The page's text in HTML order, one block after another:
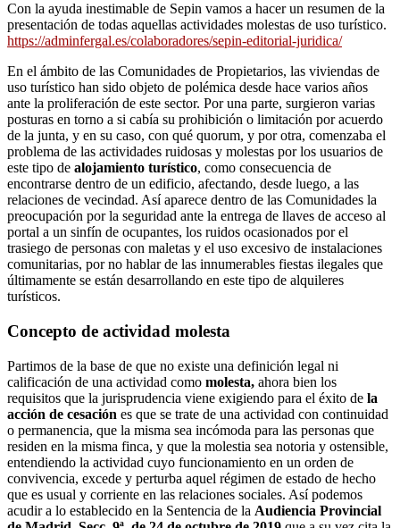
Con la ayuda inestimable de Sepin vamos a hacer un resumen de la
presentación de todas aquellas actividades molestas de uso turístico.
https://adminfergal.es/colaboradores/sepin-editorial-juridica/
En el ámbito de las Comunidades de Propietarios, las viviendas de
uso turístico han sido objeto de polémica desde hace varios años
ante la proliferación de este sector. Por una parte, surgieron varias
posturas en torno a si cabía su prohibición o limitación por acuerdo
de la junta, y en su caso, con qué quorum, y por otra, comenzaba el
problema de las actividades ruidosas y molestas por los usuarios de
este tipo de alojamiento turístico, como consecuencia de
encontrarse dentro de un edificio, afectando, desde luego, a las
relaciones de vecindad. Así aparece dentro de las Comunidades la
preocupación por la seguridad ante la entrega de llaves de acceso al
portal a un sinfín de ocupantes, los ruidos ocasionados por el
trasiego de personas con maletas y el uso excesivo de instalaciones
comunitarias, por no hablar de las innumerables fiestas ilegales que
últimamente se están desarrollando en este tipo de alquileres
turísticos.
Concepto de actividad molesta
Partimos de la base de que no existe una definición legal ni
calificación de una actividad como molesta, ahora bien los
requisitos que la jurisprudencia viene exigiendo para el éxito de la
acción de cesación es que se trate de una actividad con continuidad
o permanencia, que la misma sea incómoda para las personas que
residen en la misma finca, y que la molestia sea notoria y ostensible,
entendiendo la actividad cuyo funcionamiento en un orden de
convivencia, excede y perturba aquel régimen de estado de hecho
que es usual y corriente en las relaciones sociales. Así podemos
acudir a lo establecido en la Sentencia de la Audiencia Provincial